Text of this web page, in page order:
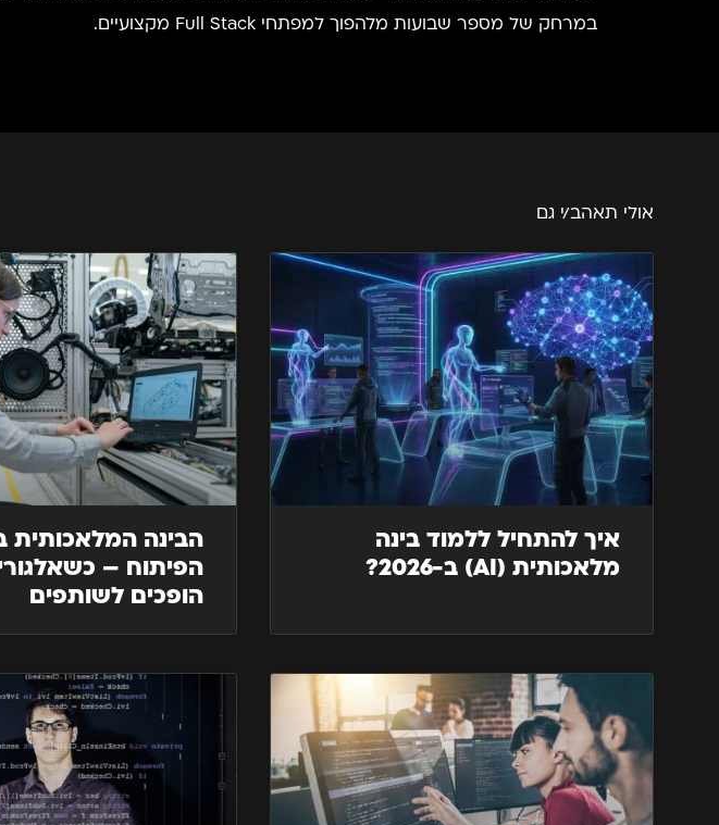
במרחק של מספר שבועות מלהפוך למפתחי Full Stack מקצועיים.
אולי תאהב/י גם
איך להתחיל ללמוד בינה
מלאכותית (AI) ב-2026?
הבינה המלאכותית
הפיתוח –
הופכים לשותפים